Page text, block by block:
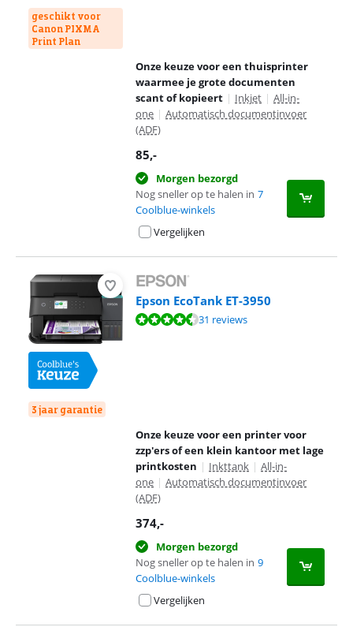
geschikt voor
Canon PIXMA
Print Plan
Onze keuze voor een thuisprinter
waarmee je grote documenten
scant of kopieert | Inkjet | All-in-
one | Automatisch documentinvoer
(ADF)
85,-
Morgen bezorgd
Nog sneller op te halen in 7
Coolblue-winkels
Vergelijken
3 jaar garantie
Epson EcoTank ET-3950
Beoordeling is 8,6 van de 10, gebaseerd op 31 reviews.
31 reviews
Onze keuze voor een printer voor
zzp'ers of een klein kantoor met lage
printkosten | Inkttank | All-in-
one | Automatisch documentinvoer
(ADF)
374,-
Morgen bezorgd
Nog sneller op te halen in 9
Coolblue-winkels
Vergelijken